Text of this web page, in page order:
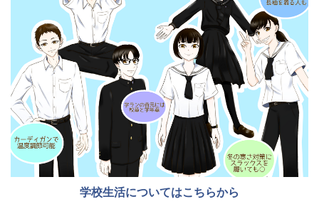
学校生活についてはこちらから